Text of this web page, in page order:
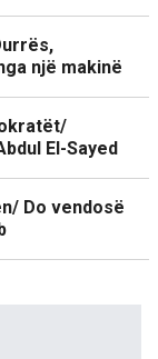
një makinë
El-Sayed
Do vendosë